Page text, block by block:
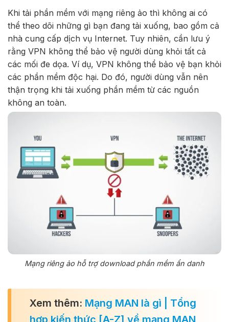
Khi tải phần mềm với mạng riêng ảo thì không ai có
thể theo dõi những gì bạn đang tải xuống, bao gồm cả
nhà cung cấp dịch vụ Internet. Tuy nhiên, cần lưu ý
rằng VPN không thể bảo vệ người dùng khỏi tất cả
các mối đe dọa. Ví dụ, VPN không thể bảo vệ bạn khỏi
các phần mềm độc hại. Do đó, người dùng vẫn nên
thận trọng khi tải xuống phần mềm từ các nguồn
không an toàn.
Mạng riêng ảo hỗ trợ download phần mềm ẩn danh
Xem thêm: Mạng MAN là gì | Tổng
hợp kiến thức [A-Z] về mạng MAN